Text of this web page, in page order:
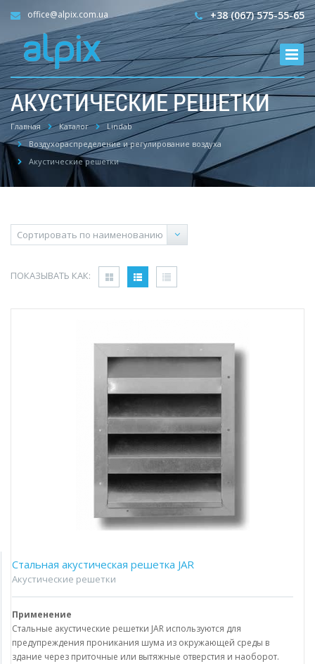
+38 (067) 575-55-65
office@alpix.com.ua
АКУСТИЧЕСКИЕ РЕШЕТКИ
Главная Каталог
Lindab
Воздухораспределение и регулирование воздуха
Акустические решетки
ПОКАЗЫВАТЬ КАК:
Стальная акустическая решетка JAR
Акустические решетки
Применение
Стальные акустические решетки JAR используются для
предупреждения проникания шума из окружающей среды в
здание через приточные или вытяжные отверстия и наоборот.